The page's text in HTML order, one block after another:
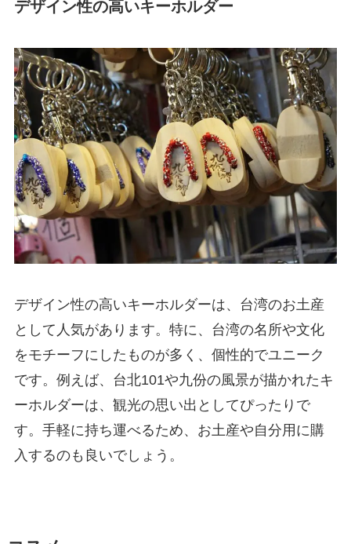
デザイン性の高いキーホルダー
デザイン性の高いキーホルダーは、台湾のお土産
として人気があります。特に、台湾の名所や文化
をモチーフにしたものが多く、個性的でユニーク
です。例えば、台北101や九份の風景が描かれたキ
ーホルダーは、観光の思い出としてぴったりで
す。手軽に持ち運べるため、お土産や自分用に購
入するのも良いでしょう。